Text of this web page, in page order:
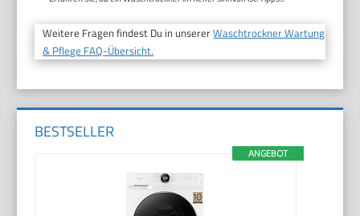
Weitere Fragen findest Du in unsererWaschtrockner Wartung
& Pflege FAQ-Übersicht.
BESTSELLER
ANGEBOT